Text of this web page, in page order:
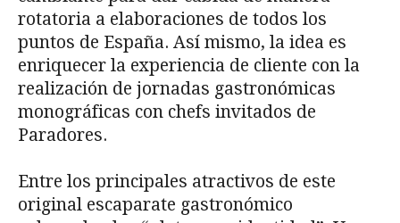
rotatoria a elaboraciones de todos los
puntos de España. Así mismo, la idea es
enriquecer la experiencia de cliente con la
realización de jornadas gastronómicas
monográficas con chefs invitados de
Paradores.
Entre los principales atractivos de este
original escaparate gastronómico